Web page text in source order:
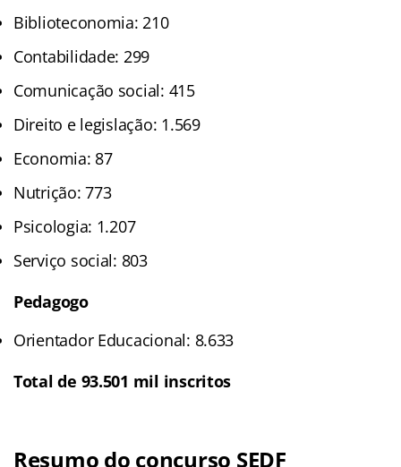
Biblioteconomia: 210
Contabilidade: 299
Comunicação social: 415
Direito e legislação: 1.569
Economia: 87
Nutrição: 773
Psicologia: 1.207
Serviço social: 803
Pedagogo
Orientador Educacional: 8.633
Total de 93.501 mil inscritos
Resumo do concurso SEDF